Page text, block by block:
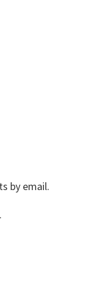
by email.